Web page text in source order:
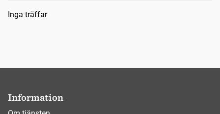
Sökresultat
Inga träffar
Information